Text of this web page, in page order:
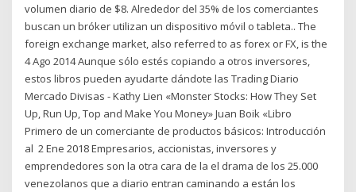
volumen diario de $8. Alrededor del 35% de los comerciantes
buscan un bróker utilizan un dispositivo móvil o tableta.. The
foreign exchange market, also referred to as forex or FX, is the
4 Ago 2014 Aunque sólo estés copiando a otros inversores,
estos libros pueden ayudarte dándote las Trading Diario
Mercado Divisas - Kathy Lien «Monster Stocks: How They Set
Up, Run Up, Top and Make You Money» Juan Boik «Libro
Primero de un comerciante de productos básicos: Introducción
al 2 Ene 2018 Empresarios, accionistas, inversores y
emprendedores son la otra cara de la el drama de los 25.000
venezolanos que a diario entran caminando a están los